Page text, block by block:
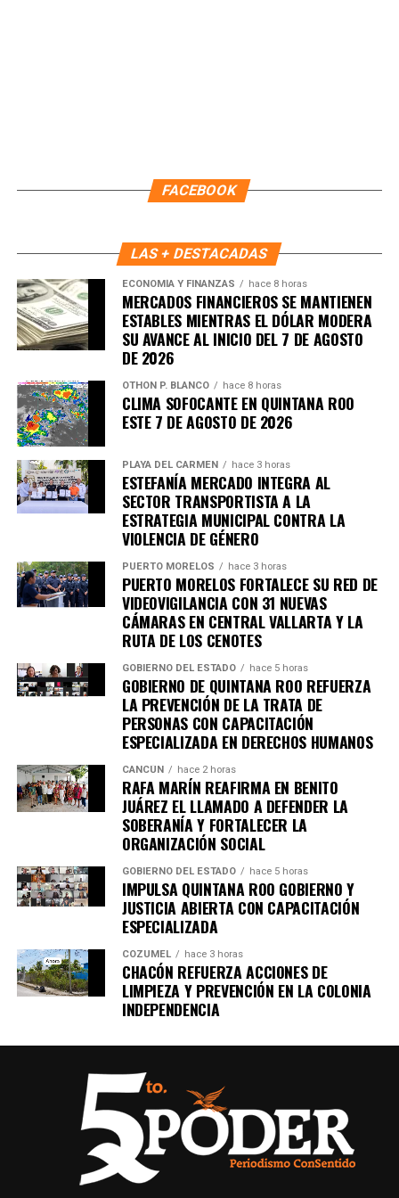
FACEBOOK
LAS + DESTACADAS
ECONOMÍA Y FINANZAS hace 8 horas
MERCADOS FINANCIEROS SE MANTIENEN
ESTABLES MIENTRAS EL DÓLAR MODERA
SU AVANCE AL INICIO DEL 7 DE AGOSTO
DE 2026
OTHON P. BLANCO hace 8 horas
CLIMA SOFOCANTE EN QUINTANA ROO
ESTE 7 DE AGOSTO DE 2026
PLAYA DEL CARMEN hace 3 horas
ESTEFANÍA MERCADO INTEGRA AL
SECTOR TRANSPORTISTA A LA
ESTRATEGIA MUNICIPAL CONTRA LA
VIOLENCIA DE GÉNERO
PUERTO MORELOS hace 3 horas
PUERTO MORELOS FORTALECE SU RED DE
VIDEOVIGILANCIA CON 31 NUEVAS
CÁMARAS EN CENTRAL VALLARTA Y LA
RUTA DE LOS CENOTES
GOBIERNO DEL ESTADO hace 5 horas
GOBIERNO DE QUINTANA ROO REFUERZA
LA PREVENCIÓN DE LA TRATA DE
PERSONAS CON CAPACITACIÓN
ESPECIALIZADA EN DERECHOS HUMANOS
CANCÚN hace 2 horas
RAFA MARÍN REAFIRMA EN BENITO
JUÁREZ EL LLAMADO A DEFENDER LA
SOBERANÍA Y FORTALECER LA
ORGANIZACIÓN SOCIAL
GOBIERNO DEL ESTADO hace 5 horas
IMPULSA QUINTANA ROO GOBIERNO Y
JUSTICIA ABIERTA CON CAPACITACIÓN
ESPECIALIZADA
COZUMEL hace 3 horas
CHACÓN REFUERZA ACCIONES DE
LIMPIEZA Y PREVENCIÓN EN LA COLONIA
INDEPENDENCIA